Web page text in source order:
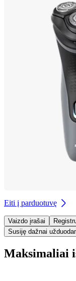
Eiti į parduotuvę
Vaizdo įrašai
Susiję dažnai
Maksimaliai